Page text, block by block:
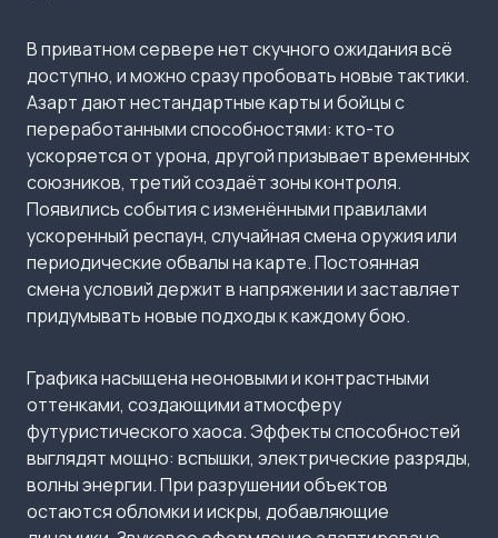
В приватном сервере нет скучного ожидания всё
доступно, и можно сразу пробовать новые тактики.
Азарт дают нестандартные карты и бойцы с
переработанными способностями: кто-то
ускоряется от урона, другой призывает временных
союзников, третий создаёт зоны контроля.
Появились события с изменёнными правилами
ускоренный респаун, случайная смена оружия или
периодические обвалы на карте. Постоянная
смена условий держит в напряжении и заставляет
придумывать новые подходы к каждому бою.
Графика насыщена неоновыми и контрастными
оттенками, создающими атмосферу
футуристического хаоса. Эффекты способностей
выглядят мощно: вспышки, электрические разряды,
волны энергии. При разрушении объектов
остаются обломки и искры, добавляющие